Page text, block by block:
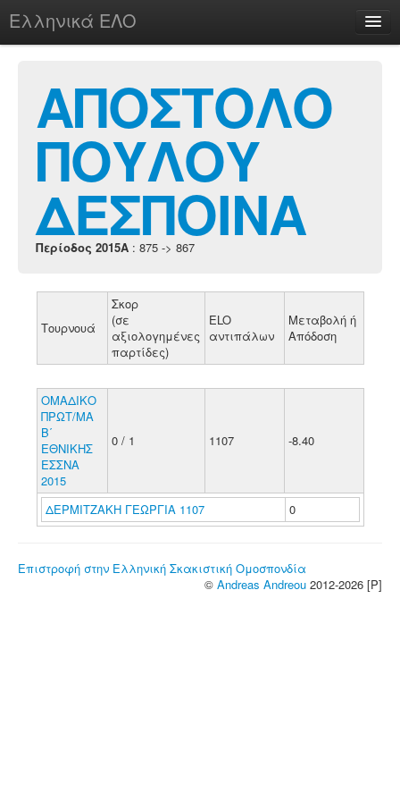
Ελληνικά ΕΛΟ
chesstu.be @ discord
Login
ΑΠΟΣΤΟΛΟ
ΠΟΥΛΟΥ
ΔΕΣΠΟΙΝΑ
Περίοδος 2015A : 875 -> 867
Τουρνουά
Σκορ
(σε
αξιολογημένες
παρτίδες)
ELO
αντιπάλων
Μεταβολή ή
Απόδοση
ΟΜΑΔΙΚΟ
ΠΡΩΤ/ΜΑ
Β΄
ΕΘΝΙΚΗΣ
ΕΣΣΝΑ
2015
0 / 1 1107 -8.40
ΔΕΡΜΙΤΖΑΚΗ ΓΕΩΡΓΙΑ 1107 0
Επιστροφή στην Ελληνική Σκακιστική Ομοσπονδία
© Andreas Andreou 2012-2026 [P]